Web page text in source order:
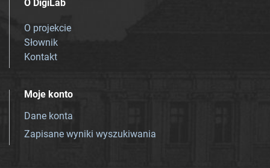
O DigiLab
O projekcie
Słownik
Kontakt
Moje konto
Dane konta
Zapisane wyniki wyszukiwania